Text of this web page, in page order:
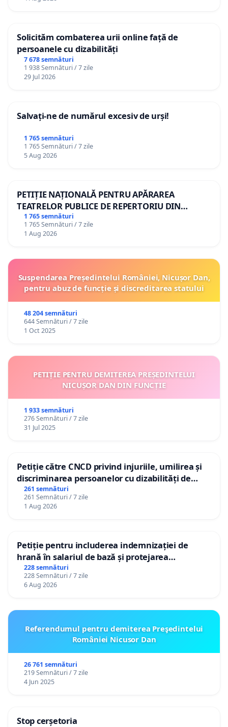
Solicităm combaterea urii online față de
persoanele cu dizabilități
7 678 semnături
1 938 Semnături / 7 zile
29 Jul 2026
Salvați-ne de numărul excesiv de urși!
1 765 semnături
1 765 Semnături / 7 zile
5 Aug 2026
PETIȚIE NAȚIONALĂ PENTRU APĂRAREA
TEATRELOR PUBLICE DE REPERTORIU DIN
ROMÂNIA
1 765 semnături
1 765 Semnături / 7 zile
1 Aug 2026
Suspendarea Președintelui României, Nicușor Dan,
pentru abuz de funcție și discreditarea statului
48 204 semnături
644 Semnături / 7 zile
1 Oct 2025
PETIȚIE PENTRU DEMITEREA PREȘEDINTELUI
NICUȘOR DAN DIN FUNCȚIE
1 933 semnături
276 Semnături / 7 zile
31 Jul 2025
Petiție către CNCD privind injuriile, umilirea și
discriminarea persoanelor cu dizabilități de
către utilizatorul TikTok „Gorici”
261 semnături
261 Semnături / 7 zile
1 Aug 2026
Petiție pentru includerea indemnizației de
hrană în salariul de bază și protejarea
gradațiilor de vechime pentru asistenții
personali
228 semnături
228 Semnături / 7 zile
6 Aug 2026
Referendumul pentru demiterea Preşedintelui
României Nicusor Dan
26 761 semnături
219 Semnături / 7 zile
4 Jun 2025
Stop cerșetoria